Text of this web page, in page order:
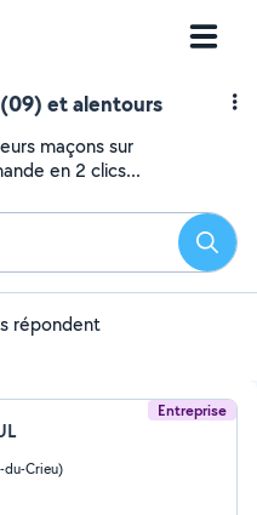
et alentours
maçons sur
en 2 clics...
répondent
Entreprise
du-Crieu)